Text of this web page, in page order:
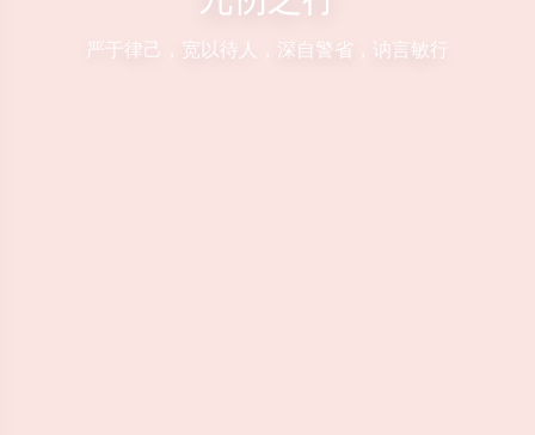
严于律己，宽以待人，深自警省，讷言敏行